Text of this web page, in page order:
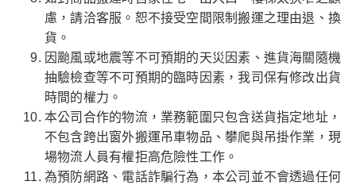
慮，請洽客服。恕不接受空間限制搬運之理由退、換
貨。
因颱風或地震等不可預期的天災因素、進貨海關隨機
抽驗檢查等不可預期的臨時因素，我司保有修改出貨
時間的權力。
本公司合作的物流，業務範圍只包含送貨指定地址，
不包含跨出窗外搬運吊車物品、攀爬與吊掛作業，現
場物流人員有權拒高危險性工作。
為預防網路、電話詐騙行為，本公司並不會透過任何